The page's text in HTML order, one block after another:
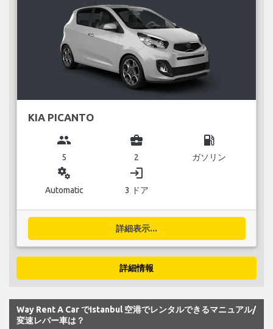
KIA PICANTO
group
5
business_center
2
local_gas_station
ガソリン
miscellaneous_services
Automatic
login
3 ドア
詳細表示...
詳細情報
Way Rent A Car でIstanbul 空港でレンタルできるマニュアル/
変速レバー車は？